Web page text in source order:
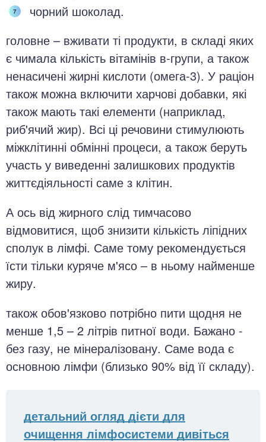
чорний шоколад.
головне – вживати ті продукти, в складі яких
є чимала кількість вітамінів в-групи, а також
ненасичені жирні кислоти (омега-3). У раціон
також можна включити харчові добавки, які
також мають такі елементи (наприклад,
риб'ячий жир). Всі ці речовини стимулюють
міжклітинні обмінні процеси, а також беруть
участь у виведенні залишкових продуктів
життєдіяльності саме з клітин.
А ось від жирного слід тимчасово
відмовитися, щоб знизити кількість ліпідних
сполук в лімфі. Саме тому рекомендується
їсти тільки куряче м'ясо – в ньому найменше
жиру.
також обов'язково потрібно пити щодня не
менше 1,5 – 2 літрів питної води. Бажано -
без газу, не мінералізовану. Саме вода є
основною лімфи (близько 90% від її складу).
детальний огляд дієти для
очищення лімфосистеми дивіться